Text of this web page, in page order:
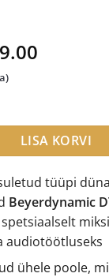
tüüpi
Beyerdynamic
audiotöötluseks
ühele poole,
Pro 250 ohm
LISA KORVI